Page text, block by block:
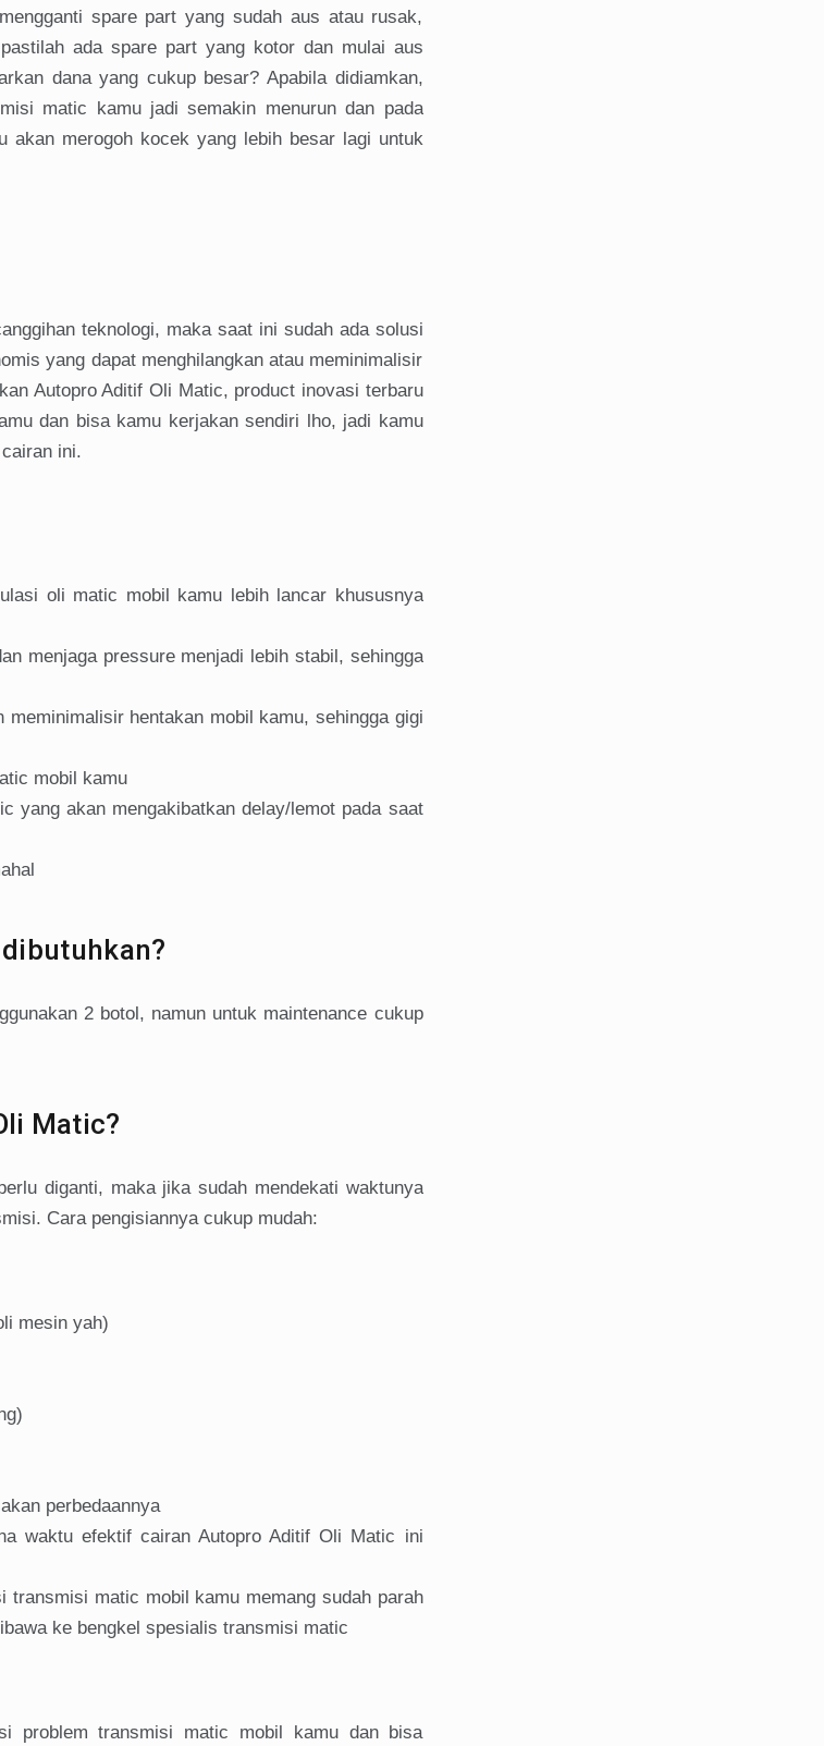
spare part yang sudah aus atau rusak,
ada spare part yang kotor dan mulai aus
dana yang cukup besar? Apabila didiamkan,
matic kamu jadi semakin menurun dan pada
merogoh kocek yang lebih besar lagi untuk
teknologi, maka saat ini sudah ada solusi
yang dapat menghilangkan atau meminimalisir
Autopro Aditif Oli Matic, product inovasi terbaru
dan bisa kamu kerjakan sendiri lho, jadi kamu
ini.
oli matic mobil kamu lebih lancar khususnya
menjaga pressure menjadi lebih stabil, sehingga
hentakan mobil kamu, sehingga gigi
mobil kamu
yang akan mengakibatkan delay/lemot pada saat
2 botol, namun untuk maintenance cukup
Matic?
diganti, maka jika sudah mendekati waktunya
Cara pengisiannya cukup mudah:
mesin yah)
perbedaannya
waktu efektif cairan Autopro Aditif Oli Matic ini
matic mobil kamu memang sudah parah
ke bengkel spesialis transmisi matic
problem transmisi matic mobil kamu dan bisa